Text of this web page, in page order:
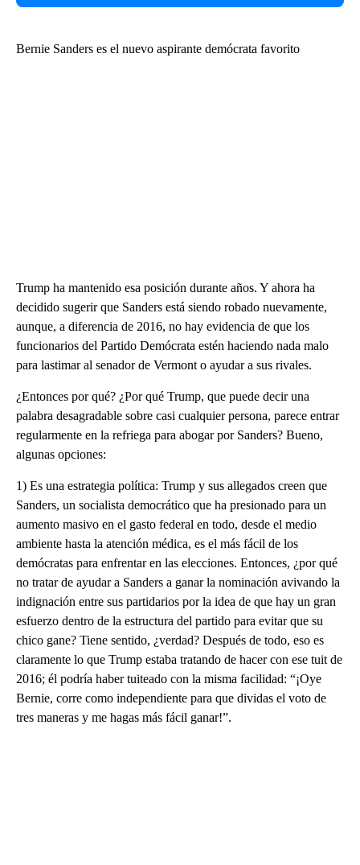
Bernie Sanders es el nuevo aspirante demócrata favorito
Trump ha mantenido esa posición durante años. Y ahora ha
decidido sugerir que Sanders está siendo robado nuevamente,
aunque, a diferencia de 2016, no hay evidencia de que los
funcionarios del Partido Demócrata estén haciendo nada malo
para lastimar al senador de Vermont o ayudar a sus rivales.
¿Entonces por qué? ¿Por qué Trump, que puede decir una
palabra desagradable sobre casi cualquier persona, parece entrar
regularmente en la refriega para abogar por Sanders? Bueno,
algunas opciones:
1) Es una estrategia política: Trump y sus allegados creen que
Sanders, un socialista democrático que ha presionado para un
aumento masivo en el gasto federal en todo, desde el medio
ambiente hasta la atención médica, es el más fácil de los
demócratas para enfrentar en las elecciones. Entonces, ¿por qué
no tratar de ayudar a Sanders a ganar la nominación avivando la
indignación entre sus partidarios por la idea de que hay un gran
esfuerzo dentro de la estructura del partido para evitar que su
chico gane? Tiene sentido, ¿verdad? Después de todo, eso es
claramente lo que Trump estaba tratando de hacer con ese tuit de
2016; él podría haber tuiteado con la misma facilidad: “¡Oye
Bernie, corre como independiente para que dividas el voto de
tres maneras y me hagas más fácil ganar!”.